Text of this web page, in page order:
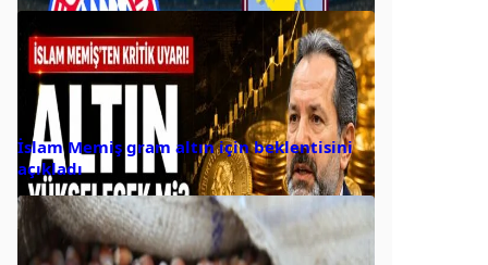
İslam Memiş gram altın için beklentisini
açıkladı